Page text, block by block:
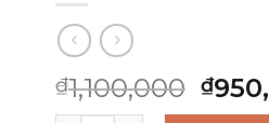
₫1,100,000
price
₫